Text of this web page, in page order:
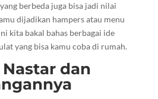
berbeda juga bisa jadi nilai
dijadikan hampers atau menu
kita bakal bahas berbagai ide
yang bisa kamu coba di rumah.
dan